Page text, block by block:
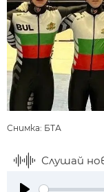
Снимка: БТА
Слушай